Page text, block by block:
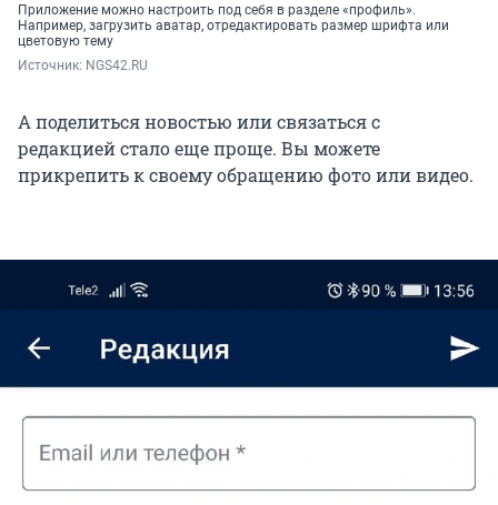
Приложение можно настроить под себя в разделе «профиль».
Например, загрузить аватар, отредактировать размер шрифта или
цветовую тему
Источник: NGS42.RU
А поделиться новостью или связаться с
редакцией стало еще проще. Вы можете
прикрепить к своему обращению фото или видео.